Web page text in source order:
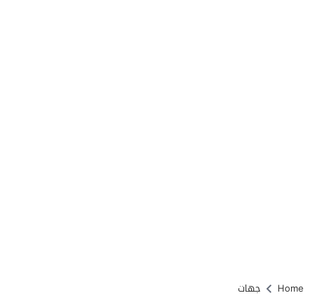
Home جهات